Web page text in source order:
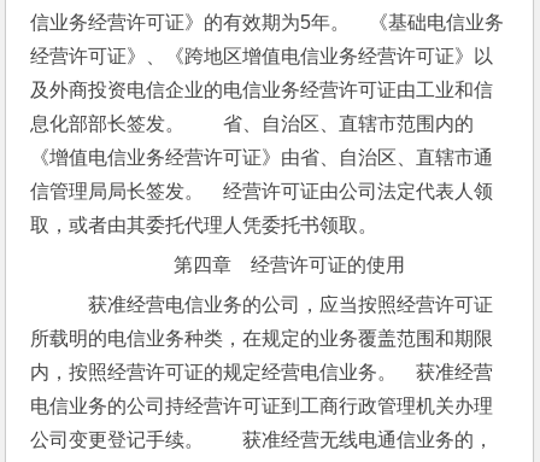
信业务经营许可证》的有效期为5年。　《基础电信业务
经营许可证》、《跨地区增值电信业务经营许可证》以
及外商投资电信企业的电信业务经营许可证由工业和信
息化部部长签发。　　省、自治区、直辖市范围内的
《增值电信业务经营许可证》由省、自治区、直辖市通
信管理局局长签发。　经营许可证由公司法定代表人领
取，或者由其委托代理人凭委托书领取。
第四章　经营许可证的使用
获准经营电信业务的公司，应当按照经营许可证
所载明的电信业务种类，在规定的业务覆盖范围和期限
内，按照经营许可证的规定经营电信业务。　获准经营
电信业务的公司持经营许可证到工商行政管理机关办理
公司变更登记手续。　　获准经营无线电通信业务的，